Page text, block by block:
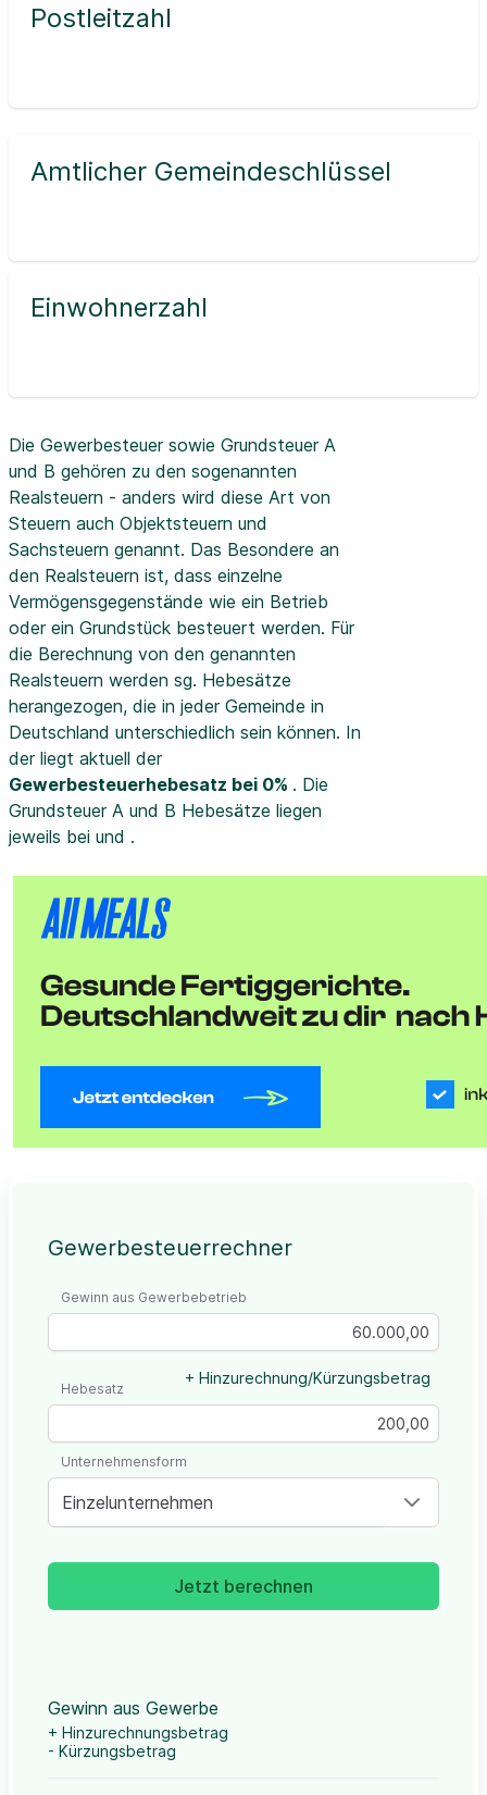
Postleitzahl
Amtlicher Gemeindeschlüssel
Einwohnerzahl
Die Gewerbesteuer sowie Grundsteuer A
und B gehören zu den sogenannten
Realsteuern - anders wird diese Art von
Steuern auch Objektsteuern und
Sachsteuern genannt. Das Besondere an
den Realsteuern ist, dass einzelne
Vermögensgegenstände wie ein Betrieb
oder ein Grundstück besteuert werden. Für
die Berechnung von den genannten
Realsteuern werden sg. Hebesätze
herangezogen, die in jeder Gemeinde in
Deutschland unterschiedlich sein können. In
der liegt aktuell der
Gewerbesteuerhebesatz bei 0% . Die
Grundsteuer A und B Hebesätze liegen
jeweils bei und .
Gewerbesteuerrechner
Gewinn aus Gewerbebetrieb
+ Hinzurechnung/Kürzungsbetrag
Hebesatz
Einzelunternehmen
Unternehmensform
Jetzt berechnen
Gewinn aus Gewerbe
+ Hinzurechnungsbetrag
- Kürzungsbetrag